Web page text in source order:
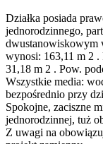
Działka posiada
jednorodzinnego,
dwustanowiskowym
wynosi: 163,11 m 2 .
31,18 m 2 . Pow.
Wszystkie media:
bezpośrednio przy
Spokojne, zaciszne
jednorodzinnej, tuż
Z uwagi na